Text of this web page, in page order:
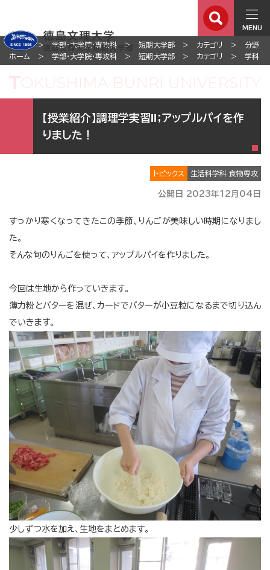
MENU
ホーム 学部・大学院・専攻科 短期大学部 カテゴリ
分野
ホーム
学部・大学院・専攻科 短期大学部 カテゴリ 学科
【授業紹介】調理学実習Ⅱ；アップルパイを作
りました！
トピックス 生活科学科 食物専攻
公開日 2023年12月04日
すっかり寒くなってきたこの季節、りんごが美味しい時期になりまし
た。
そんな旬のりんごを使って、アップルパイを作りました。
今回は生地から作っていきます。
薄力粉とバターを混ぜ、カードでバターが小豆粒になるまで切り込ん
でいきます。
少しずつ水を加え、生地をまとめます。